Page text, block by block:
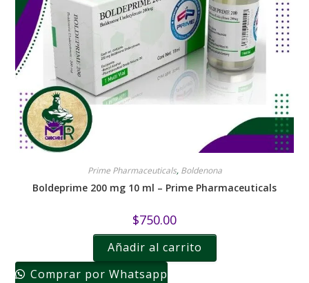
Prime Pharmaceuticals, Boldenona
Boldeprime 200 mg 10 ml – Prime Pharmaceuticals
$750.00
Añadir al carrito
Comprar por Whatsapp